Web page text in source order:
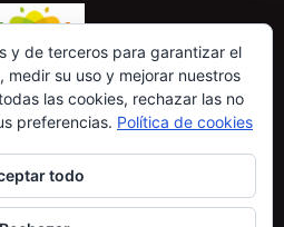
y de terceros para garantizar el
su uso y mejorar nuestros
las cookies, rechazar las no
preferencias. Política de cookies
todo